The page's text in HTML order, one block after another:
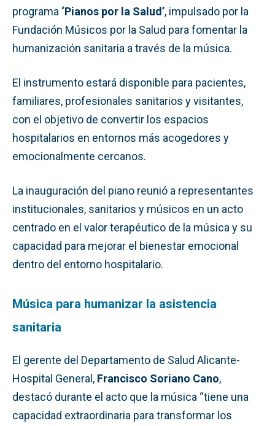
programa ‘Pianos por la Salud’, impulsado por la
Fundación Músicos por la Salud para fomentar la
humanización sanitaria a través de la música.
El instrumento estará disponible para pacientes,
familiares, profesionales sanitarios y visitantes,
con el objetivo de convertir los espacios
hospitalarios en entornos más acogedores y
emocionalmente cercanos.
La inauguración del piano reunió a representantes
institucionales, sanitarios y músicos en un acto
centrado en el valor terapéutico de la música y su
capacidad para mejorar el bienestar emocional
dentro del entorno hospitalario.
Música para humanizar la asistencia
sanitaria
El gerente del Departamento de Salud Alicante-
Hospital General, Francisco Soriano Cano,
destacó durante el acto que la música “tiene una
capacidad extraordinaria para transformar los